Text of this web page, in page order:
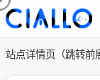
站点详情页（跳转前